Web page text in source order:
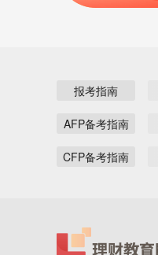
报考指南
AFP备考指南
CFP备考指南